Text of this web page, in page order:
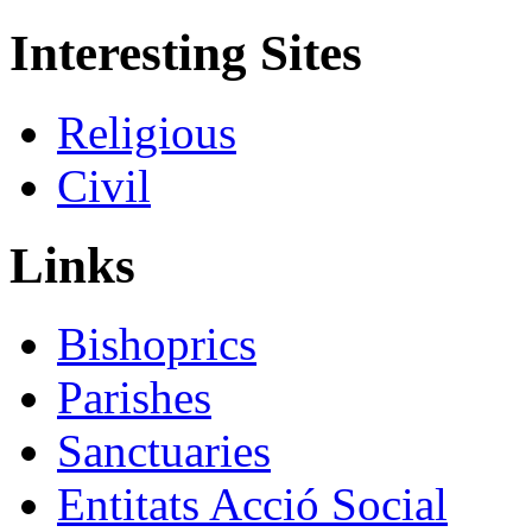
Interesting Sites
Religious
Civil
Links
Bishoprics
Parishes
Sanctuaries
Entitats Acció Social